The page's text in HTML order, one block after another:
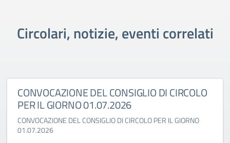
Circolari, notizie, eventi correlati
CONVOCAZIONE DEL CONSIGLIO DI CIRCOLO
PER IL GIORNO 01.07.2026
CONVOCAZIONE DEL CONSIGLIO DI CIRCOLO PER IL GIORNO
01.07.2026